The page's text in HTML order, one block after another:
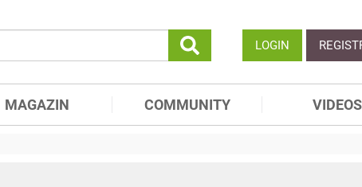
LOGIN
MAGAZIN COMMUNITY VIDEOS